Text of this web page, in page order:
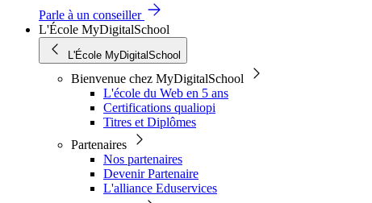
Parle à un conseiller
L'École MyDigitalSchool
L'École MyDigitalSchool
Bienvenue chez MyDigitalSchool
L'école du Web en 5 ans
Certifications qualiopi
Titres et Diplômes
Partenaires
Nos partenaires
Devenir Partenaire
L'alliance Eduservices